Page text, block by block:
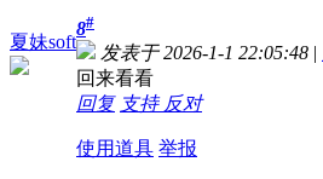
夏妹soft
8#
发表于 2026-1-1 22:05:48 |
回来看看
回复 支持 反对
使用道具 举报